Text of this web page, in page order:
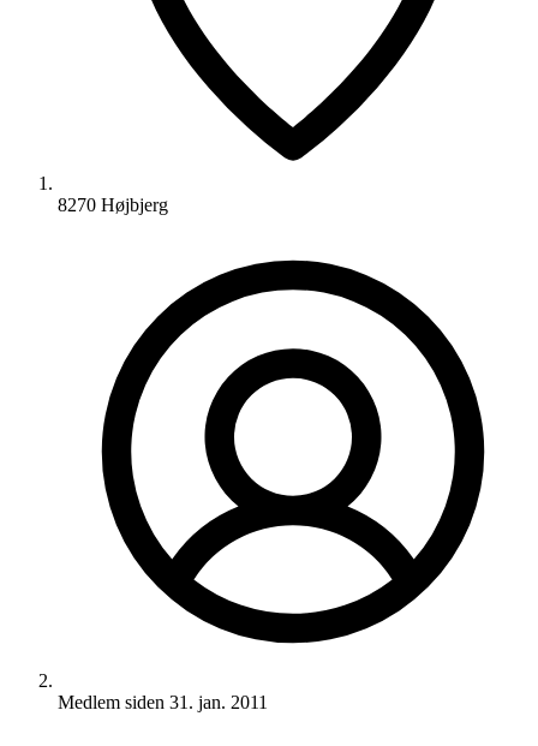
8270 Højbjerg
Medlem siden 31. jan. 2011